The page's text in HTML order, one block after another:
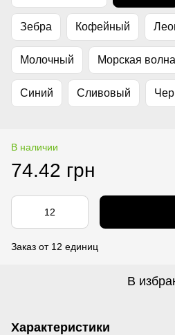
Зебра Кофейный
Молочный Морская волна
Синий Сливовый
В наличии
74.42 грн
Заказ от 12 единиц
В
Характеристики